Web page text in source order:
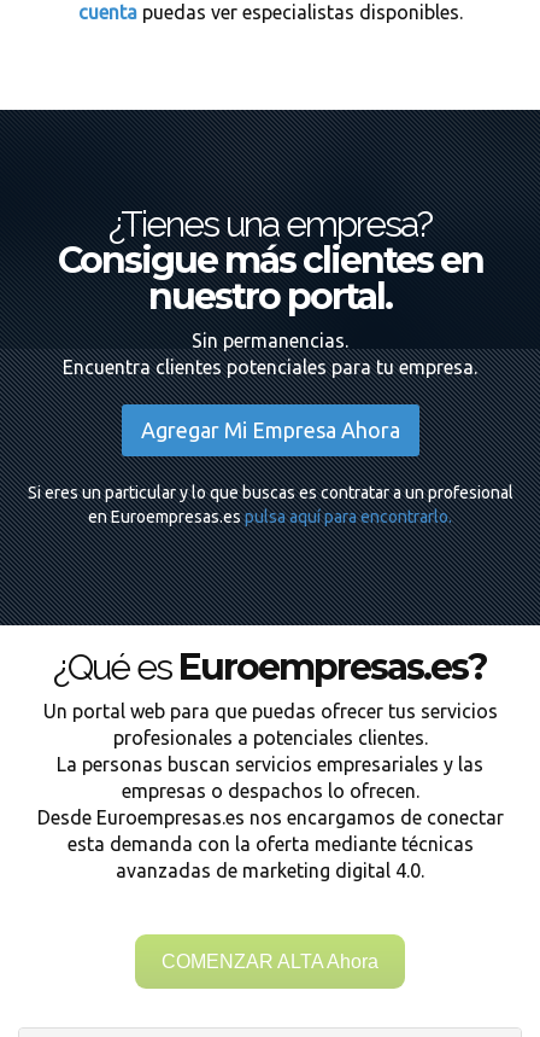
cuentapuedas ver especialistas disponibles.
¿Tienes una empresa?
Consigue más clientes en
nuestro portal.
Sin permanencias.
Encuentra clientes potenciales para tu empresa.
Agregar Mi Empresa Ahora
Si eres un particular y lo que buscas es contratar a un profesional
en Euroempresas.espulsa aquí para encontrarlo.
¿Qué esEuroempresas.es?
Un portal web para que puedas ofrecer tus servicios
profesionales a potenciales clientes.
La personas buscan servicios empresariales y las
empresas o despachos lo ofrecen.
Desde Euroempresas.es nos encargamos de conectar
esta demanda con la oferta mediante técnicas
avanzadas de marketing digital 4.0.
COMENZAR ALTA Ahora